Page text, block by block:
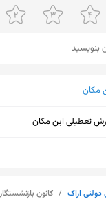
مکان
تعطیلی این مکان
دولتی اراک / کانون